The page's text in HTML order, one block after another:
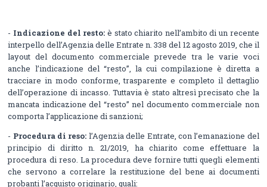
- Indicazione del resto: è stato chiarito nell’ambito di un recente
interpello dell’Agenzia delle Entrate n. 338 del 12 agosto 2019, che il
layout del documento commerciale prevede tra le varie voci
anche l’indicazione del “resto”, la cui compilazione è diretta a
tracciare in modo conforme, trasparente e completo il dettaglio
dell’operazione di incasso. Tuttavia è stato altresì precisato che la
mancata indicazione del “resto” nel documento commerciale non
comporta l’applicazione di sanzioni;
- Procedura di reso: l’Agenzia delle Entrate, con l’emanazione del
principio di diritto n. 21/2019, ha chiarito come effettuare la
procedura di reso. La procedura deve fornire tutti quegli elementi
che servono a correlare la restituzione del bene ai documenti
probanti l’acquisto originario, quali: